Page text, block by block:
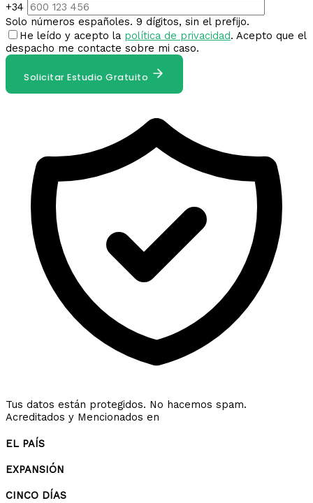
+34
Solo números españoles. 9 dígitos, sin el prefijo.
He leído y acepto la política de privacidad. Acepto que el
despacho me contacte sobre mi caso.
Solicitar Estudio Gratuito
Tus datos están protegidos. No hacemos spam.
Acreditados y Mencionados en
EL PAÍS
EXPANSIÓN
CINCO DÍAS